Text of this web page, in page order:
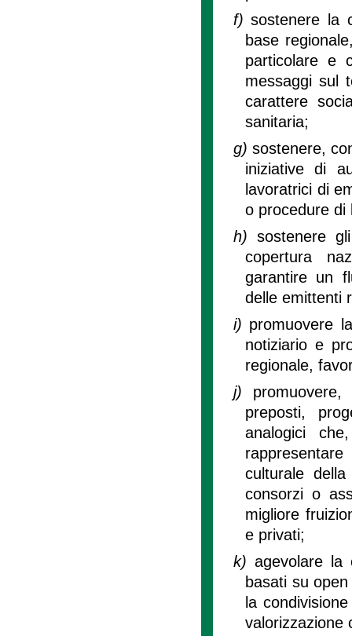
f)sostenere la
base
particolare e
messaggi sul
carattere
sanitaria;
g) sostenere,
iniziative di
lavoratrici di
o procedure di
h) sostenere
copertura
garantire un
delle emittenti
i) promuovere
notiziario e
regionale,
j)
preposti,
analogici
culturale
consorzi o
migliore
e privati;
k) agevolare la
basati su
la
valorizzazione